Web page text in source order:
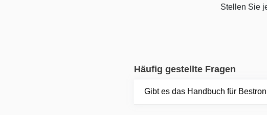
Stellen Sie
Häufig gestellte Fragen
Gibt es das Handbuch für